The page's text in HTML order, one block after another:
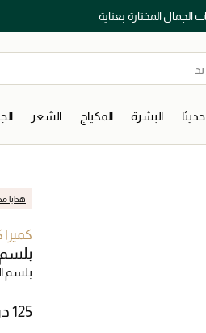
الجمال المختارة بعناية
البشرة المكياج الشعر
هدايا
بلسم
بلسم